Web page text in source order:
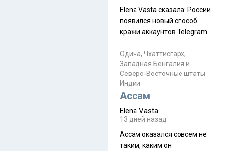
отзывов. По мне – сплошная
физуха, долгий спуск, потом
подъем по этому же пути.
Пока
Elena Vasta сказалa: России
появился новый способ
кражи аккаунтов Telegram
Прочитайте! У моих двух
знакомых вот так увели
аккаунты
Одича, Чхаттисгарх,
Западная Бенгалия и
Северо-Восточные штаты
Индии
Ассам
Elena Vasta
13 дней назад
Ассам оказался совсем не
таким, каким он